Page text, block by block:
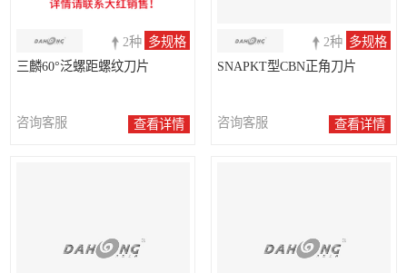
2种 多规格
三麟60°泛螺距螺纹刀片
咨询客服 查看详情
2种 多规格
SNAPKT型CBN正角刀片
咨询客服 查看详情